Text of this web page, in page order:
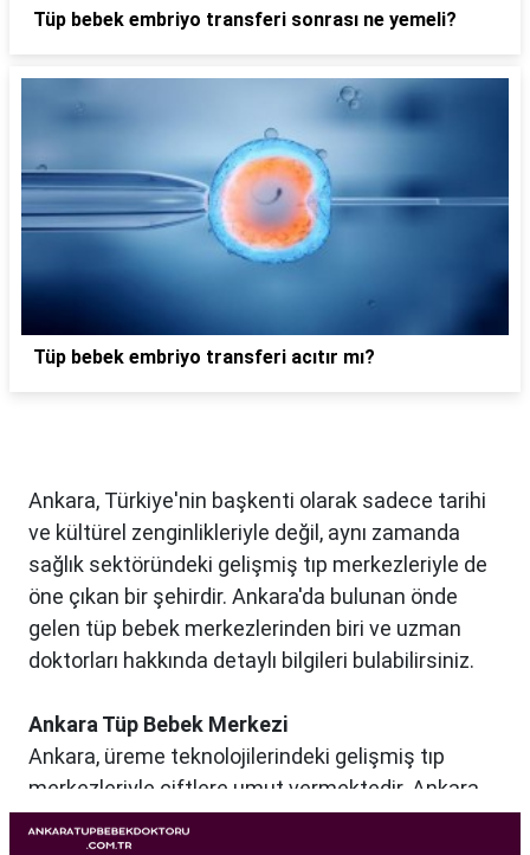
Tüp bebek embriyo transferi sonrası ne yemeli?
Tüp bebek embriyo transferi acıtır mı?
Ankara, Türkiye'nin başkenti olarak sadece tarihi
ve kültürel zenginlikleriyle değil, aynı zamanda
sağlık sektöründeki gelişmiş tıp merkezleriyle de
öne çıkan bir şehirdir. Ankara'da bulunan önde
gelen tüp bebek merkezlerinden biri ve uzman
doktorları hakkında detaylı bilgileri bulabilirsiniz.
Ankara Tüp Bebek Merkezi
Ankara, üreme teknolojilerindeki gelişmiş tıp
merkezleriyle çiftlere umut vermektedir. Ankara
Tüp Bebek Merkezi, kısırlık sorunu yaşayan